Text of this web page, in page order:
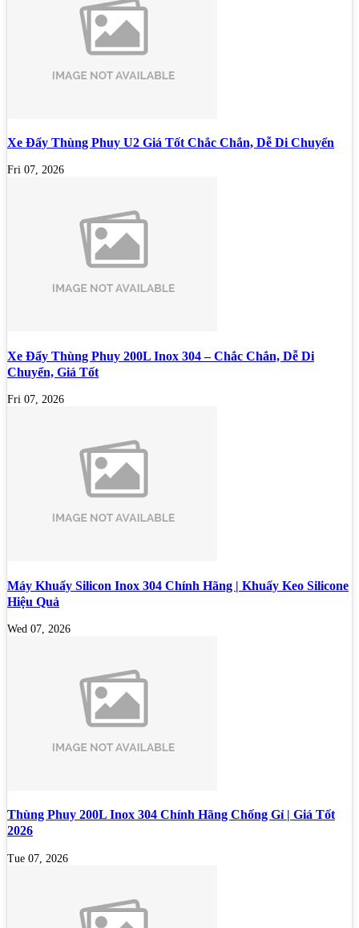
Xe Đẩy Thùng Phuy U2 Giá Tốt Chắc Chắn, Dễ Di Chuyển
Fri 07, 2026
Xe Đẩy Thùng Phuy 200L Inox 304 – Chắc Chắn, Dễ Di
Chuyển, Giá Tốt
Fri 07, 2026
Máy Khuấy Silicon Inox 304 Chính Hãng | Khuấy Keo Silicone
Hiệu Quả
Wed 07, 2026
Thùng Phuy 200L Inox 304 Chính Hãng Chống Gỉ | Giá Tốt
2026
Tue 07, 2026